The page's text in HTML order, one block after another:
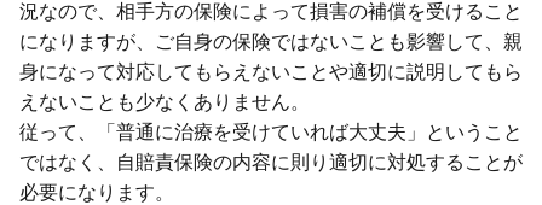
況なので、相⼿⽅の保険によって損害の補償を受けること
になりますが、ご⾃⾝の保険ではないことも影響して、親
⾝になって対応してもらえないことや適切に説明してもら
えないことも少なくありません。
従って、「普通に治療を受けていれば⼤丈夫」ということ
ではなく、⾃賠責保険の内容に則り適切に対処することが
必要になります。